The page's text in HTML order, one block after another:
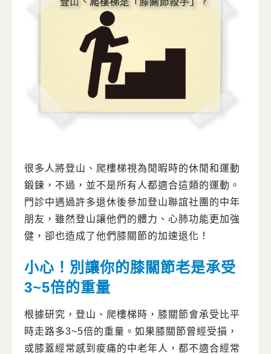
很多人將登山、爬樓梯視為閒暇時的休閒和運動
鍛鍊，不過，並不是所有人都適合這類的運動。
門診中遇過許多退休後參加登山聯誼社團的中年
朋友，雖然登山讓他們的體力、心肺功能更加強
健，卻也造成了他們膝關節的加速退化！
小心！別讓你的膝關節老是承受
3~5倍的重量
根據研究，登山、爬樓梯時，膝關節會承受比平
時走路多3~5倍的重量。如果膝關節曾經受損，
或膝蓋經常感到痠痛的中老年人，都不適合經常